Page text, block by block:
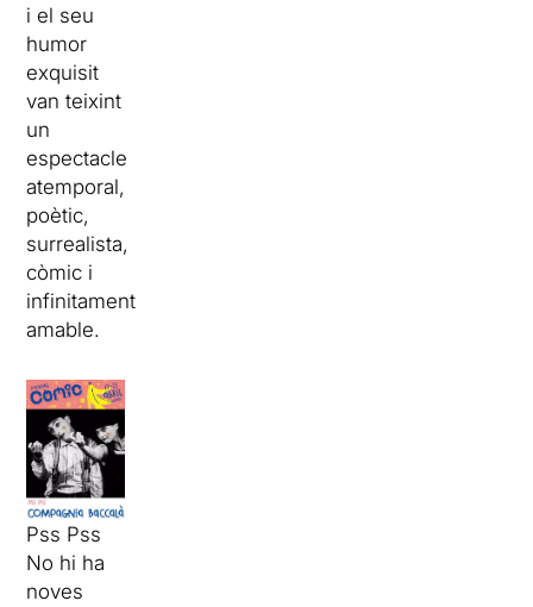
i el seu
humor
exquisit
van teixint
un
espectacle
atemporal,
poètic,
surrealista,
còmic i
infinitament
amable.
Pss Pss
No hi ha
noves